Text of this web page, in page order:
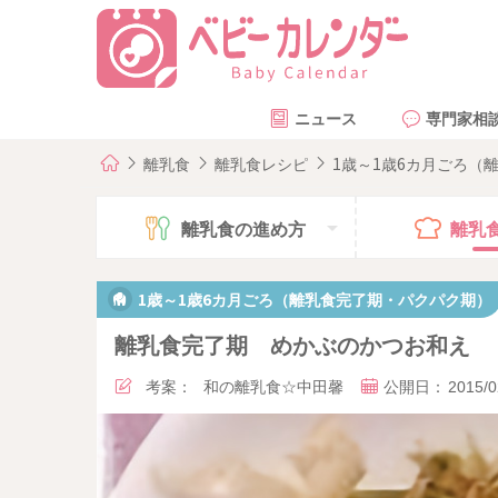
ニュース 専門家相
離乳食 離乳食レシピ 1歳～1歳6カ月ごろ（
離乳食の進め方 離乳
1歳～1歳6カ月ごろ（離乳食完了期・パクパク期）
離乳食完了期 めかぶのかつお和え
考案： 和の離乳食☆中田馨 公開日： 2015/